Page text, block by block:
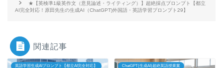
★【英検準1級英作文（意見論述・ライティング）】超絶採点プロンプト【都立
AI完全対応！原田先生の生成AI（ChatGPT)外国語・英語学習プロンプト29】
関連記事
英語学習生成AIプロンプト【都立AI完全対応】 ChatGPT(生成AI)超絶英語授業案